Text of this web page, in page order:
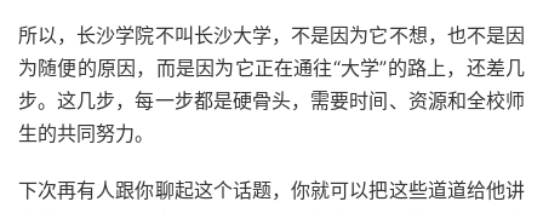
所以，长沙学院不叫长沙大学，不是因为它不想，也不是因
为随便的原因，而是因为它正在通往“大学”的路上，还差几
步。这几步，每一步都是硬骨头，需要时间、资源和全校师
生的共同努力。
下次再有人跟你聊起这个话题，你就可以把这些道道给他讲